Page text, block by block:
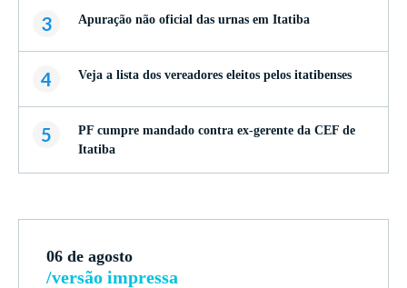
3 Apuração não oficial das urnas em Itatiba
4 Veja a lista dos vereadores eleitos pelos itatibenses
5
PF cumpre mandado contra ex-gerente da CEF de
Itatiba
06 de agosto
/versão impressa